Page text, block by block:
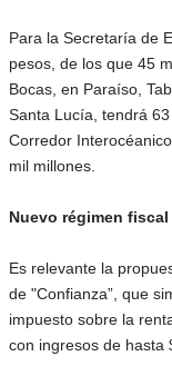
Para la Secretaría de
pesos, de los que 45
Bocas, en Paraíso,
Santa Lucía, tendrá
Corredor
mil millones.
Nuevo régimen
Es relevante la
de "Confianza”, que
impuesto sobre la
con ingresos de hasta